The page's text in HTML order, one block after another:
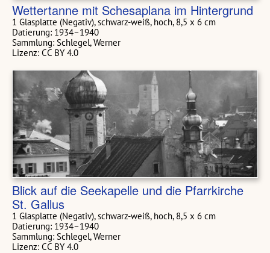
Wettertanne mit Schesaplana im Hintergrund
1 Glasplatte (Negativ), schwarz-weiß, hoch, 8,5 x 6 cm
Datierung: 1934–1940
Sammlung: Schlegel, Werner
Lizenz: CC BY 4.0
Blick auf die Seekapelle und die Pfarrkirche
St. Gallus
1 Glasplatte (Negativ), schwarz-weiß, hoch, 8,5 x 6 cm
Datierung: 1934–1940
Sammlung: Schlegel, Werner
Lizenz: CC BY 4.0